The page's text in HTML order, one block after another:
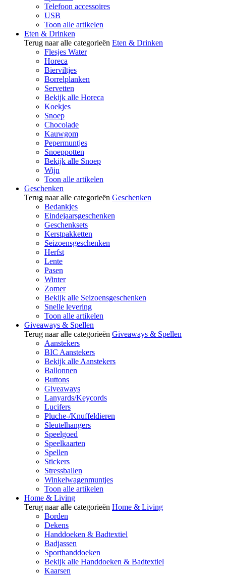
Telefoon accessoires
USB
Toon alle artikelen
Eten & Drinken
Terug naar alle categorieën Eten & Drinken
Flesjes Water
Horeca
Bierviltjes
Borrelplanken
Servetten
Bekijk alle Horeca
Koekjes
Snoep
Chocolade
Kauwgom
Pepermuntjes
Snoeppotten
Bekijk alle Snoep
Wijn
Toon alle artikelen
Geschenken
Terug naar alle categorieën Geschenken
Bedankjes
Eindejaarsgeschenken
Geschenksets
Kerstpakketten
Seizoensgeschenken
Herfst
Lente
Pasen
Winter
Zomer
Bekijk alle Seizoensgeschenken
Snelle levering
Toon alle artikelen
Giveaways & Spellen
Terug naar alle categorieën Giveaways & Spellen
Aanstekers
BIC Aanstekers
Bekijk alle Aanstekers
Ballonnen
Buttons
Giveaways
Lanyards/Keycords
Lucifers
Pluche-/Knuffeldieren
Sleutelhangers
Speelgoed
Speelkaarten
Spellen
Stickers
Stressballen
Winkelwagenmuntjes
Toon alle artikelen
Home & Living
Terug naar alle categorieën Home & Living
Borden
Dekens
Handdoeken & Badtextiel
Badjassen
Sporthanddoeken
Bekijk alle Handdoeken & Badtextiel
Kaarsen